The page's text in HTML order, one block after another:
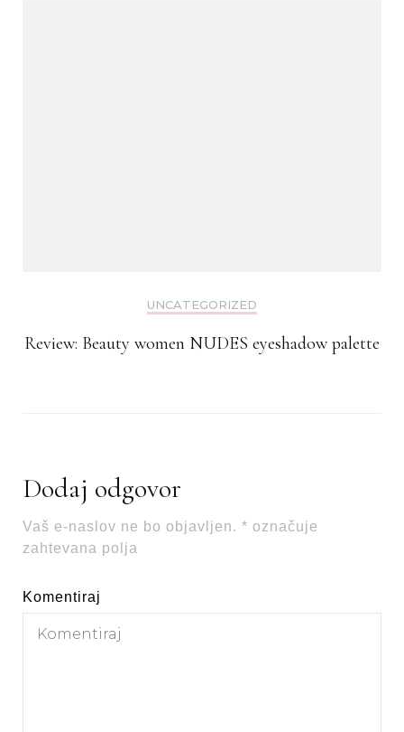
UNCATEGORIZED
Review: Beauty women NUDES eyeshadow palette
Dodaj odgovor
Vaš e-naslov ne bo objavljen. * označuje
zahtevana polja
Komentiraj